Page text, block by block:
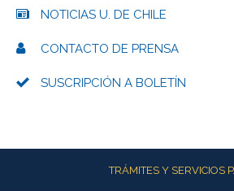
NOTICIAS U. DE CHILE
CONTACTO DE PRENSA
SUSCRIPCIÓN A BOLETÍN
Más informaciónTRÁMITES Y SERVICIOS